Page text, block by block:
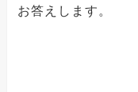
お答えします。